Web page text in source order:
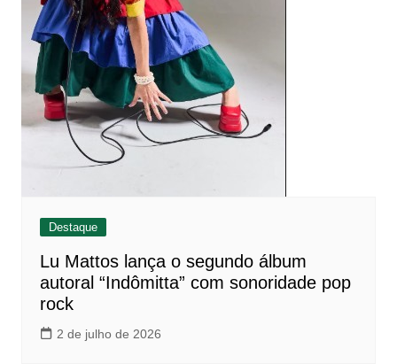
Destaque
Lu Mattos lança o segundo álbum
autoral “Indômitta” com sonoridade pop
rock
2 de julho de 2026